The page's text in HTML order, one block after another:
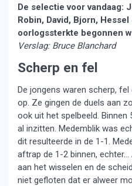
De selectie voor vandaag:
Robin, David, Bjorn, Hessel
oorlogssterkte begonnen
Verslag: Bruce Blanchard
Scherp en fel
De jongens waren scherp,
op. Ze gingen de duels aan
ook uit het spelbeeld. Binnen
al inzitten. Medemblik was
dit resulteerde in de 1-1.
aftrap de 1-2 binnen, echter…
aan het wisselen en de
niet gefloten dat er alweer